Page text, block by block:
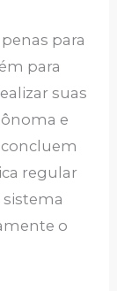
para
para
suas
e
regular
sistema
o